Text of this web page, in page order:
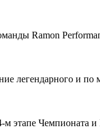
Ramon
легендарного и
м этапе Чемпионата